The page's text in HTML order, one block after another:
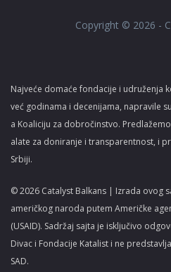
Copyright © 2026 -
Najveće domaće fondacije i udruženja
već godinama i decenijama, napravile
a Koaliciju za dobročinstvo.
alate za doniranje i transparentnost, i
Srbiji.
© 2026 Catalyst Balkans | Izrada ovog
američkog naroda putem Američke
(USAID). Sadržaj sajta je isključivo
Divac i Fondacije Katalist i ne
SAD.